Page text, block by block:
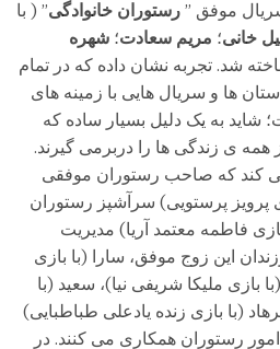
موفق ” رستوران خانوادگی” ( با
خانی؛ مریم سعادت؛ شهره
شد. تجربه نشان داده که در تمام
ها و سریال هایی با زمینه های
به یک دلیل بسیار ساده که
ی زندگی ها را دربرمی گیرند.
کند که صاحب رستوران موفقی
پرویز پرستویی) سرآشپز رستوران
فاطمه معتمد آریا) مدیریت
این زوج موفق، سارا (با بازی
بازی ملیکا شریفی نیا)، سعید (با
(با بازی زنده یادعلی طباطبایی)
رستوران همکاری می کنند. در